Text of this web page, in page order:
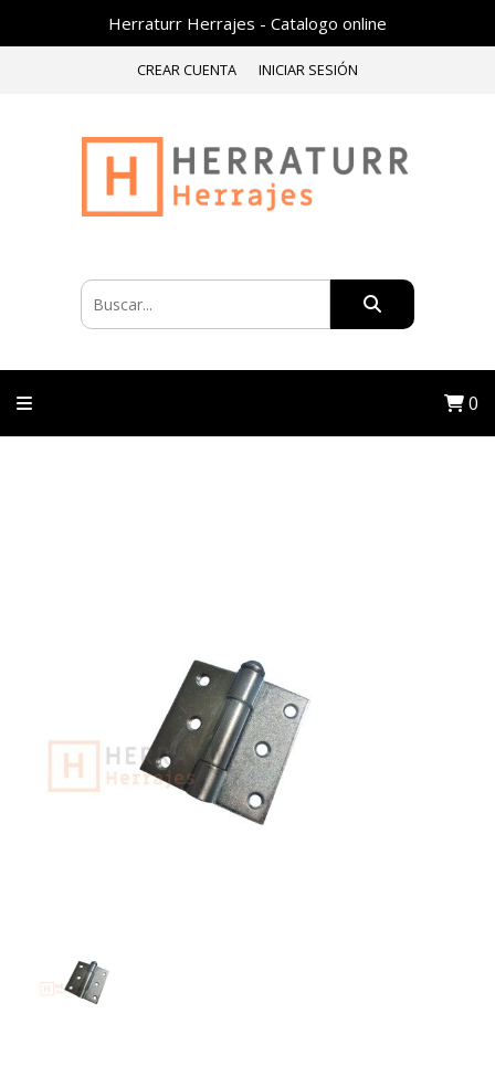
Herraturr Herrajes - Catalogo online
CREAR CUENTA INICIAR SESIÓN
0